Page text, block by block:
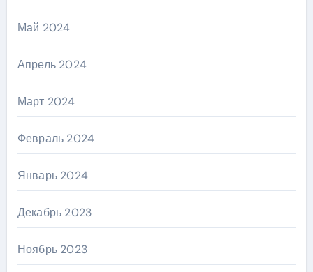
Май 2024
Апрель 2024
Март 2024
Февраль 2024
Январь 2024
Декабрь 2023
Ноябрь 2023